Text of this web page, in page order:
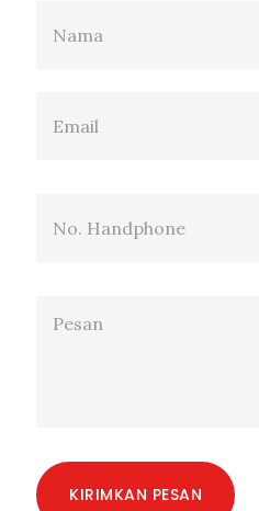
KIRIMKAN PESAN